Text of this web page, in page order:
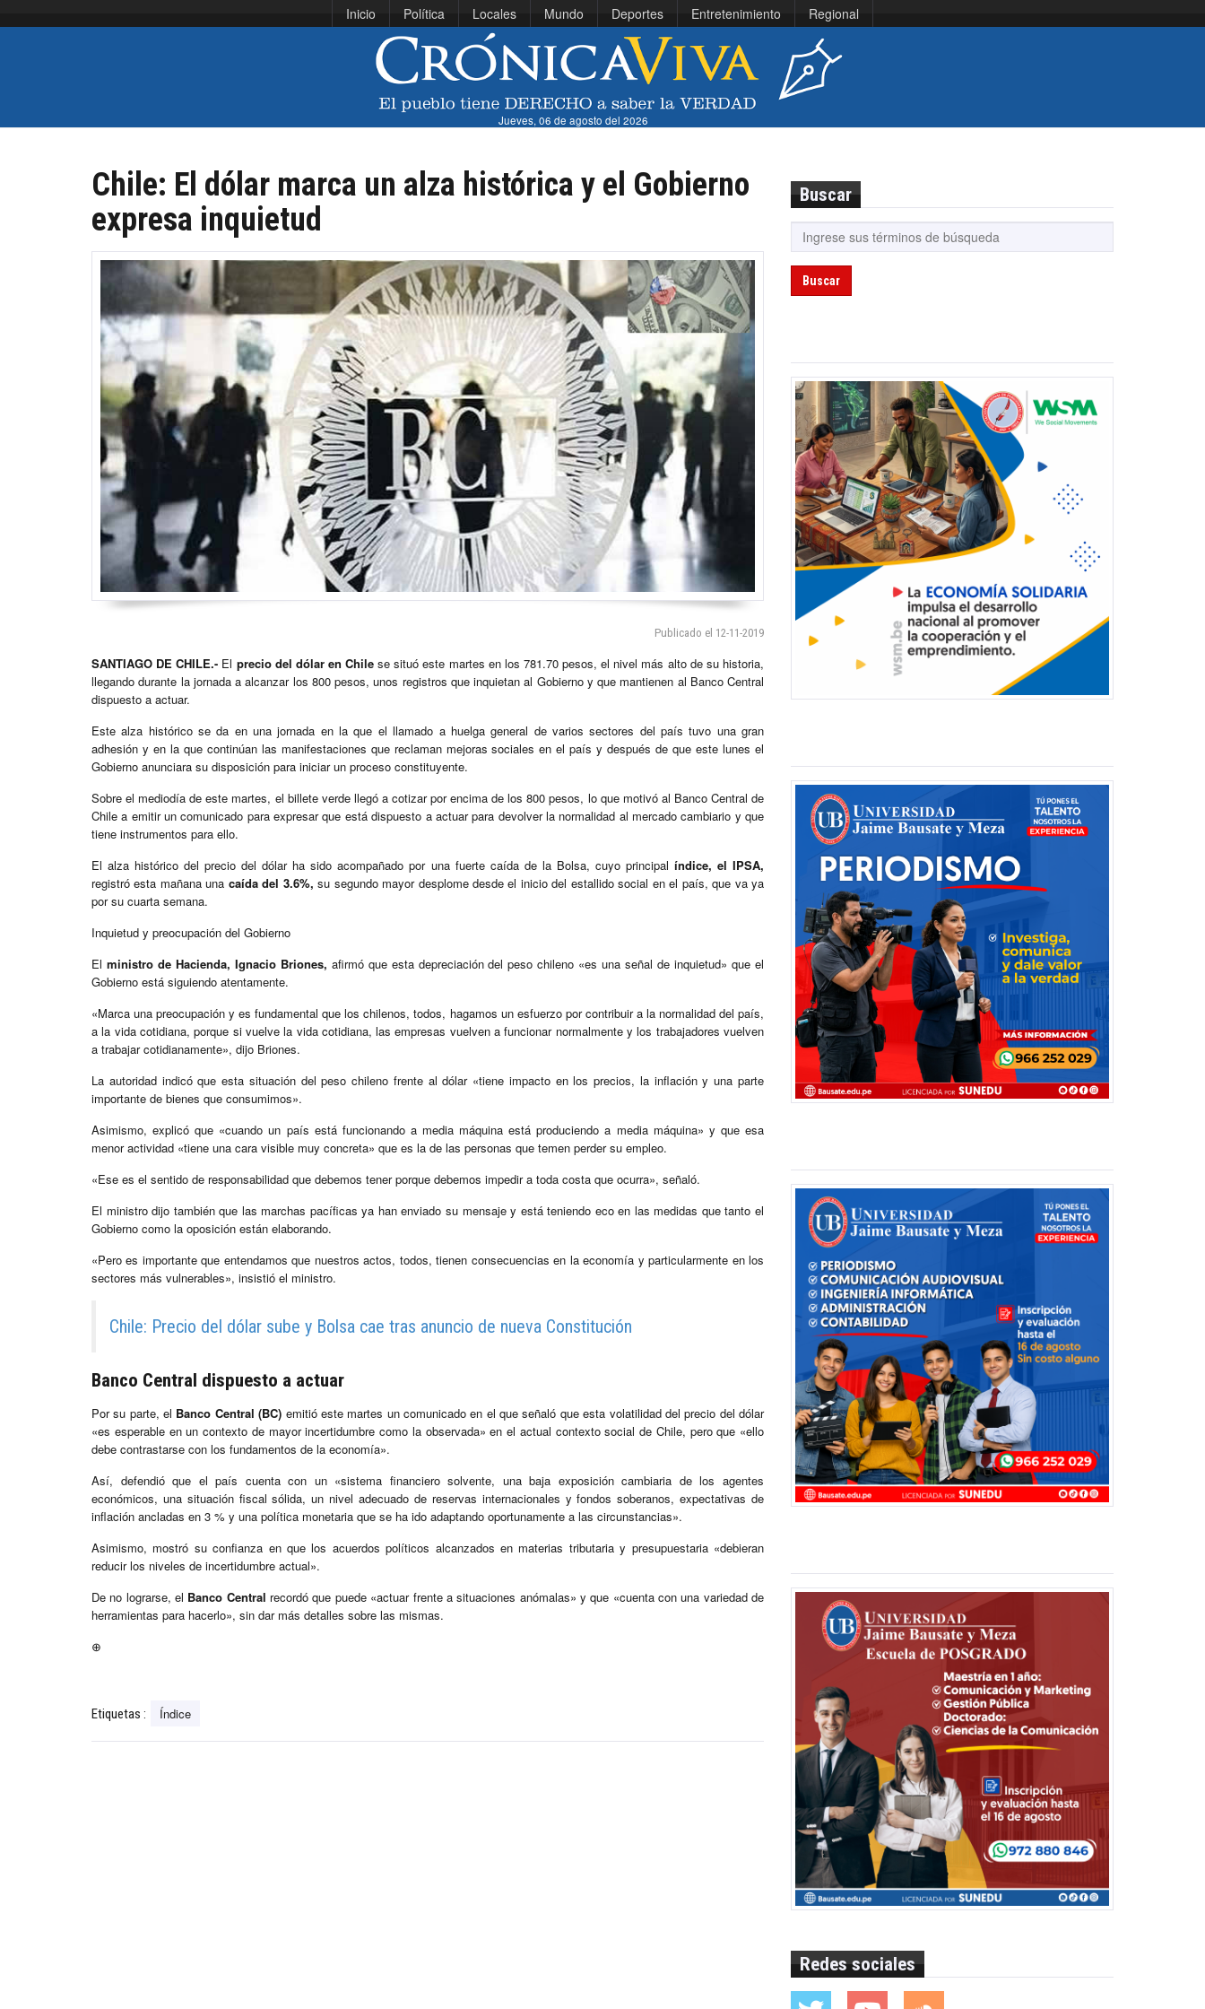
Inicio Política Locales Mundo Deportes Entretenimiento Regional
Jueves, 06 de agosto del 2026
Chile: El dólar marca un alza histórica y el Gobierno
expresa inquietud
Publicado el 12-11-2019
SANTIAGO DE CHILE.- El precio del dólar en Chile se situó este martes en los 781.70 pesos, el nivel más alto de su historia,
llegando durante la jornada a alcanzar los 800 pesos, unos registros que inquietan al Gobierno y que mantienen al Banco Central
dispuesto a actuar.
Este alza histórico se da en una jornada en la que el llamado a huelga general de varios sectores del país tuvo una gran
adhesión y en la que continúan las manifestaciones que reclaman mejoras sociales en el país y después de que este lunes el
Gobierno anunciara su disposición para iniciar un proceso constituyente.
Sobre el mediodía de este martes, el billete verde llegó a cotizar por encima de los 800 pesos, lo que motivó al Banco Central de
Chile a emitir un comunicado para expresar que está dispuesto a actuar para devolver la normalidad al mercado cambiario y que
tiene instrumentos para ello.
El alza histórico del precio del dólar ha sido acompañado por una fuerte caída de la Bolsa, cuyo principal índice, el IPSA,
registró esta mañana una caída del 3.6%, su segundo mayor desplome desde el inicio del estallido social en el país, que va ya
por su cuarta semana.
Inquietud y preocupación del Gobierno
El ministro de Hacienda, Ignacio Briones, afirmó que esta depreciación del peso chileno «es una señal de inquietud» que el
Gobierno está siguiendo atentamente.
«Marca una preocupación y es fundamental que los chilenos, todos, hagamos un esfuerzo por contribuir a la normalidad del país,
a la vida cotidiana, porque si vuelve la vida cotidiana, las empresas vuelven a funcionar normalmente y los trabajadores vuelven
a trabajar cotidianamente», dijo Briones.
La autoridad indicó que esta situación del peso chileno frente al dólar «tiene impacto en los precios, la inflación y una parte
importante de bienes que consumimos».
Asimismo, explicó que «cuando un país está funcionando a media máquina está produciendo a media máquina» y que esa
menor actividad «tiene una cara visible muy concreta» que es la de las personas que temen perder su empleo.
«Ese es el sentido de responsabilidad que debemos tener porque debemos impedir a toda costa que ocurra», señaló.
El ministro dijo también que las marchas pacíficas ya han enviado su mensaje y está teniendo eco en las medidas que tanto el
Gobierno como la oposición están elaborando.
«Pero es importante que entendamos que nuestros actos, todos, tienen consecuencias en la economía y particularmente en los
sectores más vulnerables», insistió el ministro.
Chile: Precio del dólar sube y Bolsa cae tras anuncio de nueva Constitución
Banco Central dispuesto a actuar
Por su parte, el Banco Central (BC) emitió este martes un comunicado en el que señaló que esta volatilidad del precio del dólar
«es esperable en un contexto de mayor incertidumbre como la observada» en el actual contexto social de Chile, pero que «ello
debe contrastarse con los fundamentos de la economía».
Así, defendió que el país cuenta con un «sistema financiero solvente, una baja exposición cambiaria de los agentes
económicos, una situación fiscal sólida, un nivel adecuado de reservas internacionales y fondos soberanos, expectativas de
inflación ancladas en 3 % y una política monetaria que se ha ido adaptando oportunamente a las circunstancias».
Asimismo, mostró su confianza en que los acuerdos políticos alcanzados en materias tributaria y presupuestaria «debieran
reducir los niveles de incertidumbre actual».
De no lograrse, el Banco Central recordó que puede «actuar frente a situaciones anómalas» y que «cuenta con una variedad de
herramientas para hacerlo», sin dar más detalles sobre las mismas.
⊕
Etiquetas : Índice
Buscar
Buscar
Redes sociales